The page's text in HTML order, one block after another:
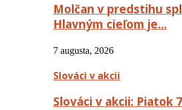
Molčan v predstihu
Hlavným cieľom je…
7 augusta, 2026
Slováci v akcii
Slováci v akcii: Piatok